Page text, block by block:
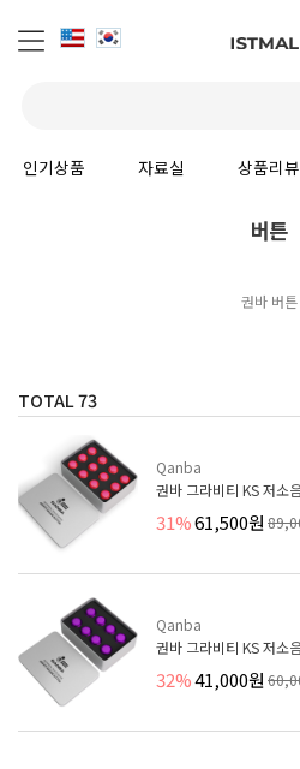
인기상품 자료실 상품리뷰
버튼
권바 버튼
TOTAL73
Qanba
권바 그라비티 KS 저소
31%61,500원
Qanba
권바 그라비티 KS 저소
32%41,000원